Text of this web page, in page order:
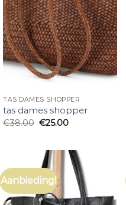
TAS DAMES SHOPPER
tas dames shopper
€38.00 €25.00
Aanbieding!